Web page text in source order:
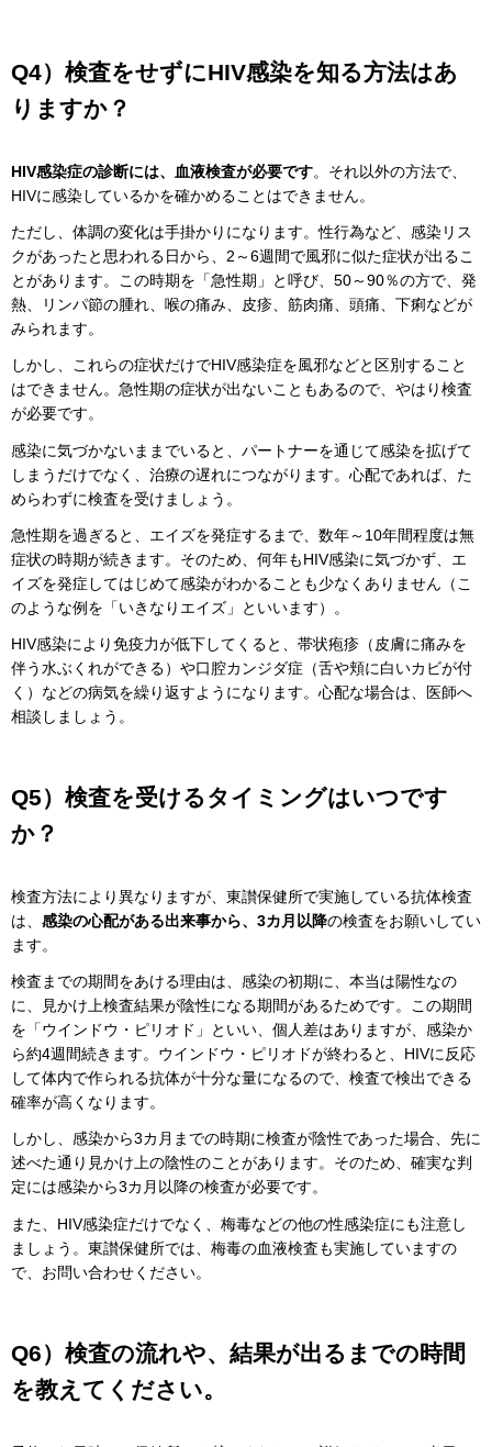
Q4）検査をせずにHIV感染を知る方法はあ
りますか？
HIV感染症の診断には、血液検査が必要です。それ以外の方法で、
HIVに感染しているかを確かめることはできません。
ただし、体調の変化は手掛かりになります。性行為など、感染リス
クがあったと思われる日から、2～6週間で風邪に似た症状が出るこ
とがあります。この時期を「急性期」と呼び、50～90％の方で、発
熱、リンパ節の腫れ、喉の痛み、皮疹、筋肉痛、頭痛、下痢などが
みられます。
しかし、これらの症状だけでHIV感染症を風邪などと区別すること
はできません。急性期の症状が出ないこともあるので、やはり検査
が必要です。
感染に気づかないままでいると、パートナーを通じて感染を拡げて
しまうだけでなく、治療の遅れにつながります。心配であれば、た
めらわずに検査を受けましょう。
急性期を過ぎると、エイズを発症するまで、数年～10年間程度は無
症状の時期が続きます。そのため、何年もHIV感染に気づかず、エ
イズを発症してはじめて感染がわかることも少なくありません（こ
のような例を「いきなりエイズ」といいます）。
HIV感染により免疫力が低下してくると、帯状疱疹（皮膚に痛みを
伴う水ぶくれができる）や口腔カンジダ症（舌や頬に白いカビが付
く）などの病気を繰り返すようになります。心配な場合は、医師へ
相談しましょう。
Q5）検査を受けるタイミングはいつです
か？
検査方法により異なりますが、東讃保健所で実施している抗体検査
は、 感染の心配がある出来事から、3カ月以降の検査をお願いしてい
ます。
検査までの期間をあける理由は、感染の初期に、本当は陽性なの
に、見かけ上検査結果が陰性になる期間があるためです。この期間
を「ウインドウ・ピリオド」といい、個人差はありますが、感染か
ら約4週間続きます。ウインドウ・ピリオドが終わると、HIVに反応
して体内で作られる抗体が十分な量になるので、検査で検出できる
確率が高くなります。
しかし、感染から3カ月までの時期に検査が陰性であった場合、先に
述べた通り見かけ上の陰性のことがあります。そのため、確実な判
定には感染から3カ月以降の検査が必要です。
また、HIV感染症だけでなく、梅毒などの他の性感染症にも注意し
ましょう。東讃保健所では、梅毒の血液検査も実施していますの
で、お問い合わせください。
Q6）検査の流れや、結果が出るまでの時間
を教えてください。